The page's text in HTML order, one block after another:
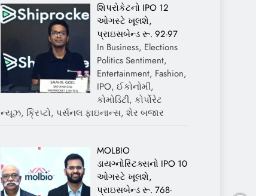
શિપરોકેટનો IPO 12
ઓગસ્ટે ખૂલશે,
પ્રાઇસબેન્ડ રૂ. 92-97
In Business, Elections
Politics Sentiment,
Entertainment, Fashion,
IPO, ઈકોનોમી,
કોમોડિટી, કોર્પોરેટ
ન્યૂઝ, ક્રિપ્ટો, પર્સનલ ફાઇનાન્સ, શેર બજાર
MOLBIO
ડાયગ્નોસ્ટિક્સનો IPO 10
ઓગસ્ટે ખૂલશે,
પ્રાઇસબેન્ડ રૂ. 768-